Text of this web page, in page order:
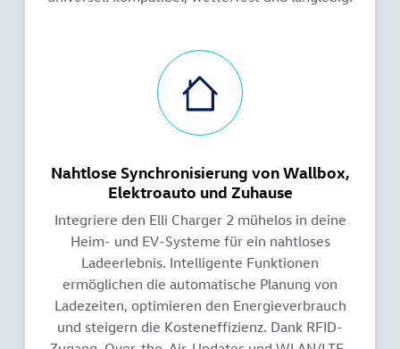
Nahtlose Synchronisierung von Wallbox,
Elektroauto und Zuhause
Integriere den Elli Charger 2 mühelos in deine
Heim- und EV-Systeme für ein nahtloses
Ladeerlebnis. Intelligente Funktionen
ermöglichen die automatische Planung von
Ladezeiten, optimieren den Energieverbrauch
und steigern die Kosteneffizienz. Dank RFID-